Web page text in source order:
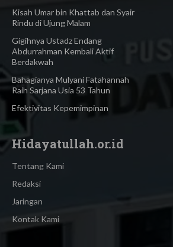
Kisah Umar bin Khattab dan Syair
Rindu di Ujung Malam
Gigihnya Ustadz Endang
Abdurrahman Kembali Aktif
Berdakwah
Bahagianya Mulyani Fatahannah
Raih Sarjana Usia 53 Tahun
Efektivitas Kepemimpinan
Hidayatullah.or.id
Tentang Kami
Redaksi
Jaringan
Kontak Kami